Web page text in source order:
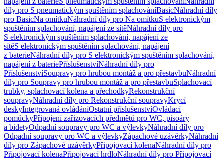
díly pro S pneumatickým spuštěním splachováníBasicNáhradní díly
pro BasicNa omítkuNáhradní díly pro Na omítkuS elektronickým
spuštěním splachování, napájení ze sítěNáhradní díly pro
S elektronickým spuštěním splachování, napájení ze
sítěS elektronickým spuštěním splachování, napájení
z baterieNáhradní díly pro S elektronickým spuštěním splachování,
napájení z bateriePříslušenstvíNáhradní díly pro
PříslušenstvíSoupravy pro hrubou montáž a pro přestavbuNáhradní
díly pro Soupravy pro hrubou montáž a pro přestavbuSplachovací
trubky, splachovací kolena a přechodkyRekonstrukční
soupravyNáhradní díly pro Rekonstrukční soupravyKrycí
deskyIntegrovaná ovládáníOstatní příslušenstvíOvládací
pomůckyPřipojení zařizovacích předmětů pro WC, pisoáry
a bidetyOdpadní soupravy pro WC a výlevkyNáhradní díly pro
Odpadní soupravy pro WC a výlevkyZápachové uzávěrkyNáhradní
díly pro Zápachové uzávěrkyPřipojovací kolenaNáhradní díly pro
Připojovací kolenaPřipojovací hrdloNáhradní díly pro Připojovací